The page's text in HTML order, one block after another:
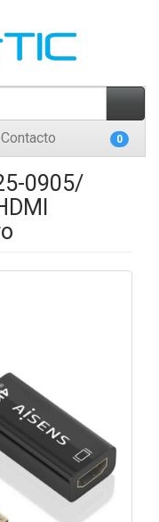
Contacto 0
0905/